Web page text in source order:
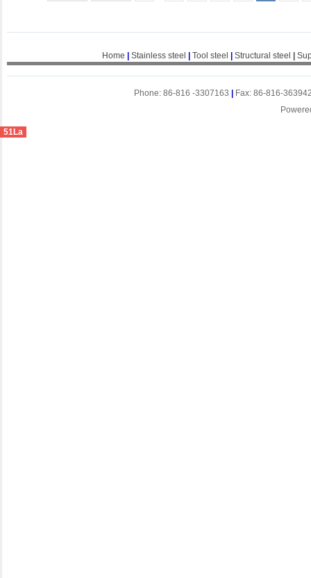
Home Stainless steel Tool steel Structural steel
Phone: 86-816 -3307163
Fax: 86-816-
51La